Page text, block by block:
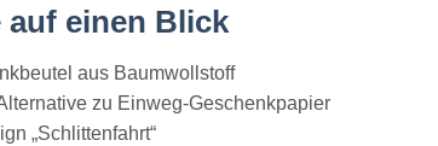
auf einen Blick
aus Baumwollstoff
zu Einweg-Geschenkpapier
„Schlittenfahrt“